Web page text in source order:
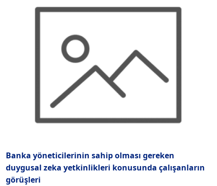
Banka yöneticilerinin sahip olması gereken
duygusal zeka yetkinlikleri konusunda çalışanların
görüşleri